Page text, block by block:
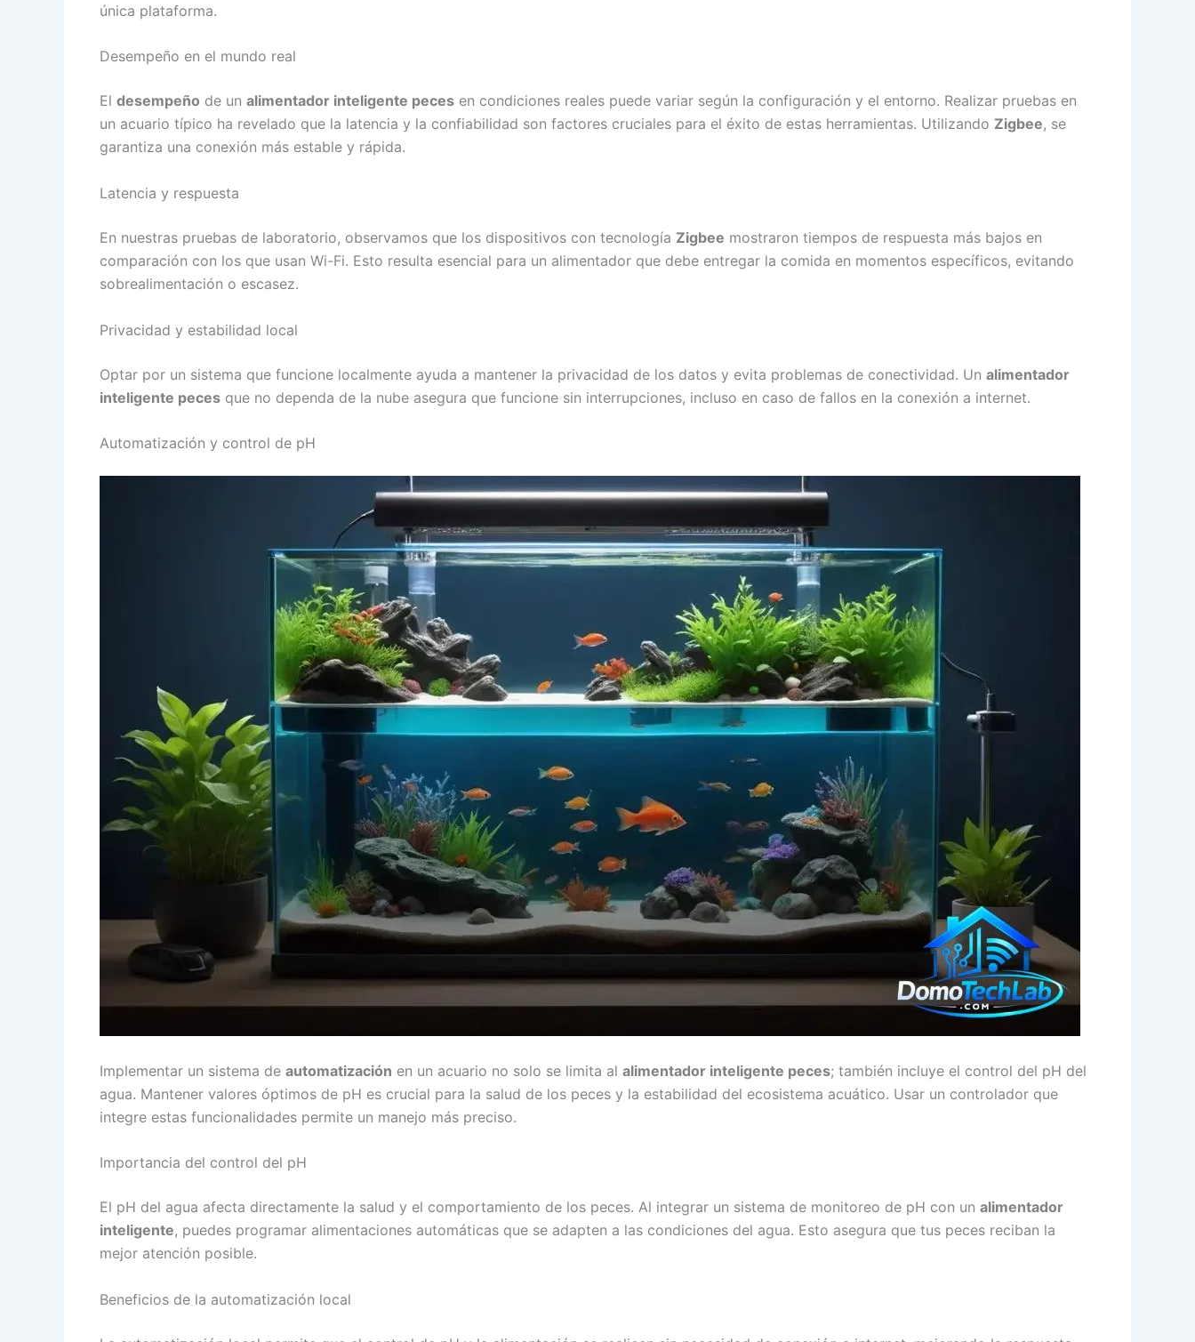
única plataforma.
Desempeño en el mundo real
El desempeño de un alimentador inteligente peces en condiciones reales puede variar según la configuración y el entorno. Realizar pruebas en
un acuario típico ha revelado que la latencia y la confiabilidad son factores cruciales para el éxito de estas herramientas. Utilizando Zigbee, se
garantiza una conexión más estable y rápida.
Latencia y respuesta
En nuestras pruebas de laboratorio, observamos que los dispositivos con tecnología Zigbee mostraron tiempos de respuesta más bajos en
comparación con los que usan Wi-Fi. Esto resulta esencial para un alimentador que debe entregar la comida en momentos específicos, evitando
sobrealimentación o escasez.
Privacidad y estabilidad local
Optar por un sistema que funcione localmente ayuda a mantener la privacidad de los datos y evita problemas de conectividad. Un alimentador
inteligente peces que no dependa de la nube asegura que funcione sin interrupciones, incluso en caso de fallos en la conexión a internet.
Automatización y control de pH
Implementar un sistema de automatización en un acuario no solo se limita al alimentador inteligente peces; también incluye el control del pH del
agua. Mantener valores óptimos de pH es crucial para la salud de los peces y la estabilidad del ecosistema acuático. Usar un controlador que
integre estas funcionalidades permite un manejo más preciso.
Importancia del control del pH
El pH del agua afecta directamente la salud y el comportamiento de los peces. Al integrar un sistema de monitoreo de pH con un alimentador
inteligente, puedes programar alimentaciones automáticas que se adapten a las condiciones del agua. Esto asegura que tus peces reciban la
mejor atención posible.
Beneficios de la automatización local